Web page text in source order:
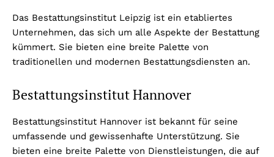
Das Bestattungsinstitut Leipzig ist ein etabliertes
Unternehmen, das sich um alle Aspekte der Bestattung
kümmert. Sie bieten eine breite Palette von
traditionellen und modernen Bestattungsdiensten an.
Bestattungsinstitut Hannover
Bestattungsinstitut Hannover ist bekannt für seine
umfassende und gewissenhafte Unterstützung. Sie
bieten eine breite Palette von Dienstleistungen, die auf